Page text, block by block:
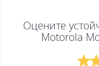
Оцените
Motorola